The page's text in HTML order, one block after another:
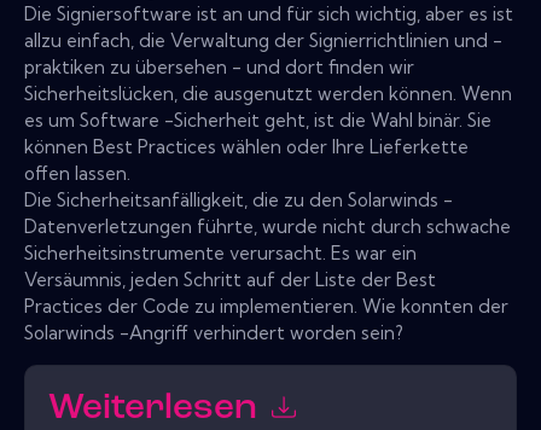
Die Signiersoftware ist an und für sich wichtig, aber es ist
allzu einfach, die Verwaltung der Signierrichtlinien und -
praktiken zu übersehen - und dort finden wir
Sicherheitslücken, die ausgenutzt werden können. Wenn
es um Software -Sicherheit geht, ist die Wahl binär. Sie
können Best Practices wählen oder Ihre Lieferkette
offen lassen.
Die Sicherheitsanfälligkeit, die zu den Solarwinds -
Datenverletzungen führte, wurde nicht durch schwache
Sicherheitsinstrumente verursacht. Es war ein
Versäumnis, jeden Schritt auf der Liste der Best
Practices der Code zu implementieren. Wie konnten der
Solarwinds -Angriff verhindert worden sein?
Weiterlesen